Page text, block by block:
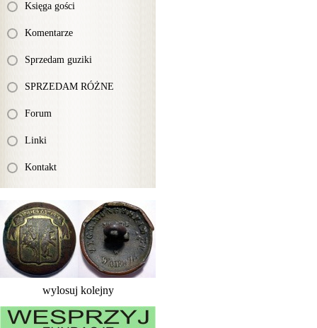
Księga gości
Komentarze
Sprzedam guziki
SPRZEDAM RÓŻNE
Forum
Linki
Kontakt
wylosuj kolejny